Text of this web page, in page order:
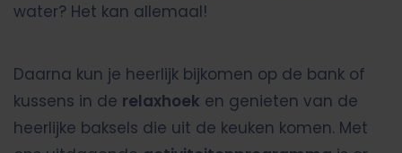
water? Het kan allemaal!
Daarna kun je heerlijk bijkomen op de bank of
kussens in de relaxhoek en genieten van de
heerlijke baksels die uit de keuken komen. Met